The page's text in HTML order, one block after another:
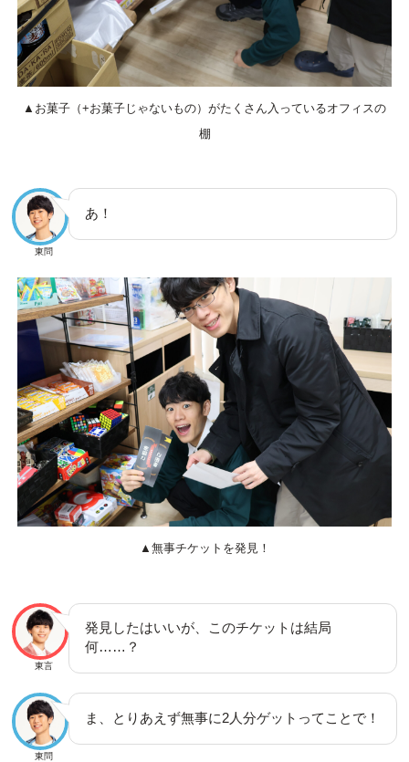
▲お菓子（+お菓子じゃないもの）がたくさん入っているオフィスの
棚
東問
あ！
▲無事チケットを発見！
東言
発見したはいいが、このチケットは結局
何……？
東問
ま、とりあえず無事に2人分ゲットってことで！